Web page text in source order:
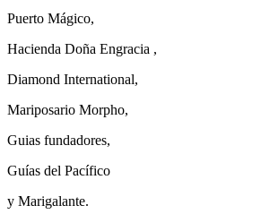
Puerto Mágico,
Hacienda Doña Engracia ,
Diamond International,
Mariposario Morpho,
Guias fundadores,
Guías del Pacífico
y Marigalante.